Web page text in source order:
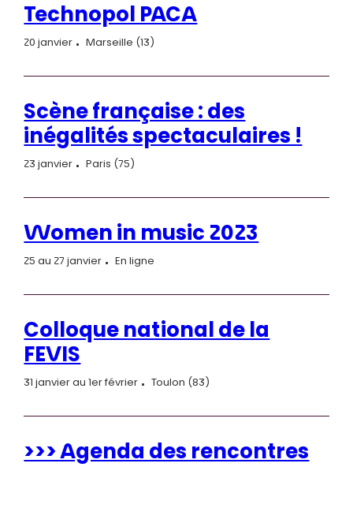
Technopol PACA
20 janvier Marseille (13)
Scène française : des
inégalités spectaculaires !
23 janvier Paris (75)
Women in music 2023
25 au 27 janvier En ligne
Colloque national de la
FEVIS
31 janvier au 1er février Toulon (83)
>>> Agenda des rencontres